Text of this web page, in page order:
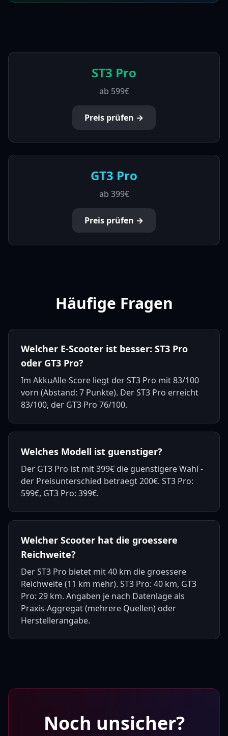
ST3 Pro
ab 599€
Preis prüfen →
GT3 Pro
ab 399€
Preis prüfen →
Häufige Fragen
Welcher E-Scooter ist besser: ST3 Pro
oder GT3 Pro?
Im AkkuAlle-Score liegt der ST3 Pro mit 83/100
vorn (Abstand: 7 Punkte). Der ST3 Pro erreicht
83/100, der GT3 Pro 76/100.
Welches Modell ist guenstiger?
Der GT3 Pro ist mit 399€ die guenstigere Wahl -
der Preisunterschied betraegt 200€. ST3 Pro:
599€, GT3 Pro: 399€.
Welcher Scooter hat die groessere
Reichweite?
Der ST3 Pro bietet mit 40 km die groessere
Reichweite (11 km mehr). ST3 Pro: 40 km, GT3
Pro: 29 km. Angaben je nach Datenlage als
Praxis-Aggregat (mehrere Quellen) oder
Herstellerangabe.
Noch unsicher?